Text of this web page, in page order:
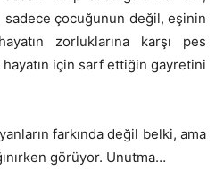
sadece çocuğunun değil, eşinin
zorluklarına karşı pes
hayatın için sarf ettiğin gayretini
farkında değil belki, ama
görüyor. Unutma…